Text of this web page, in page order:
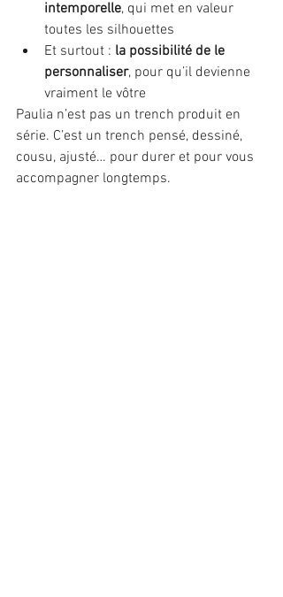
intemporelle, qui met en valeur
toutes les silhouettes
Et surtout : la possibilité de le
personnaliser, pour qu’il devienne
vraiment le vôtre
Paulia n’est pas un trench produit en
série. C’est un trench pensé, dessiné,
cousu, ajusté… pour durer et pour vous
accompagner longtemps.